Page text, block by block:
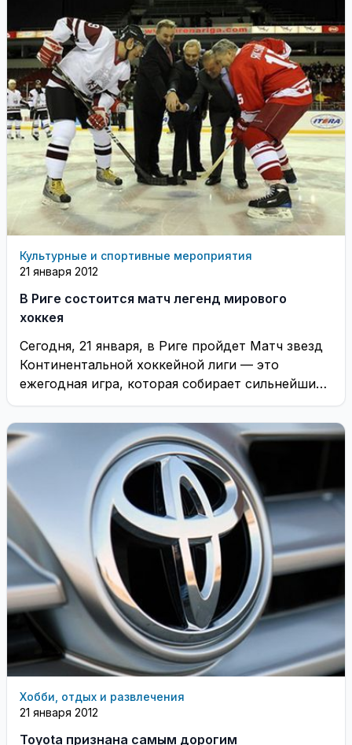
Культурные и спортивные мероприятия
21 января 2012
В Риге состоится матч легенд мирового
хоккея
Сегодня, 21 января, в Риге пройдет Матч звезд
Континентальной хоккейной лиги — это
ежегодная игра, которая собирает сильнейших
игроков КХЛ
Хобби, отдых и развлечения
21 января 2012
Toyota признана самым дорогим